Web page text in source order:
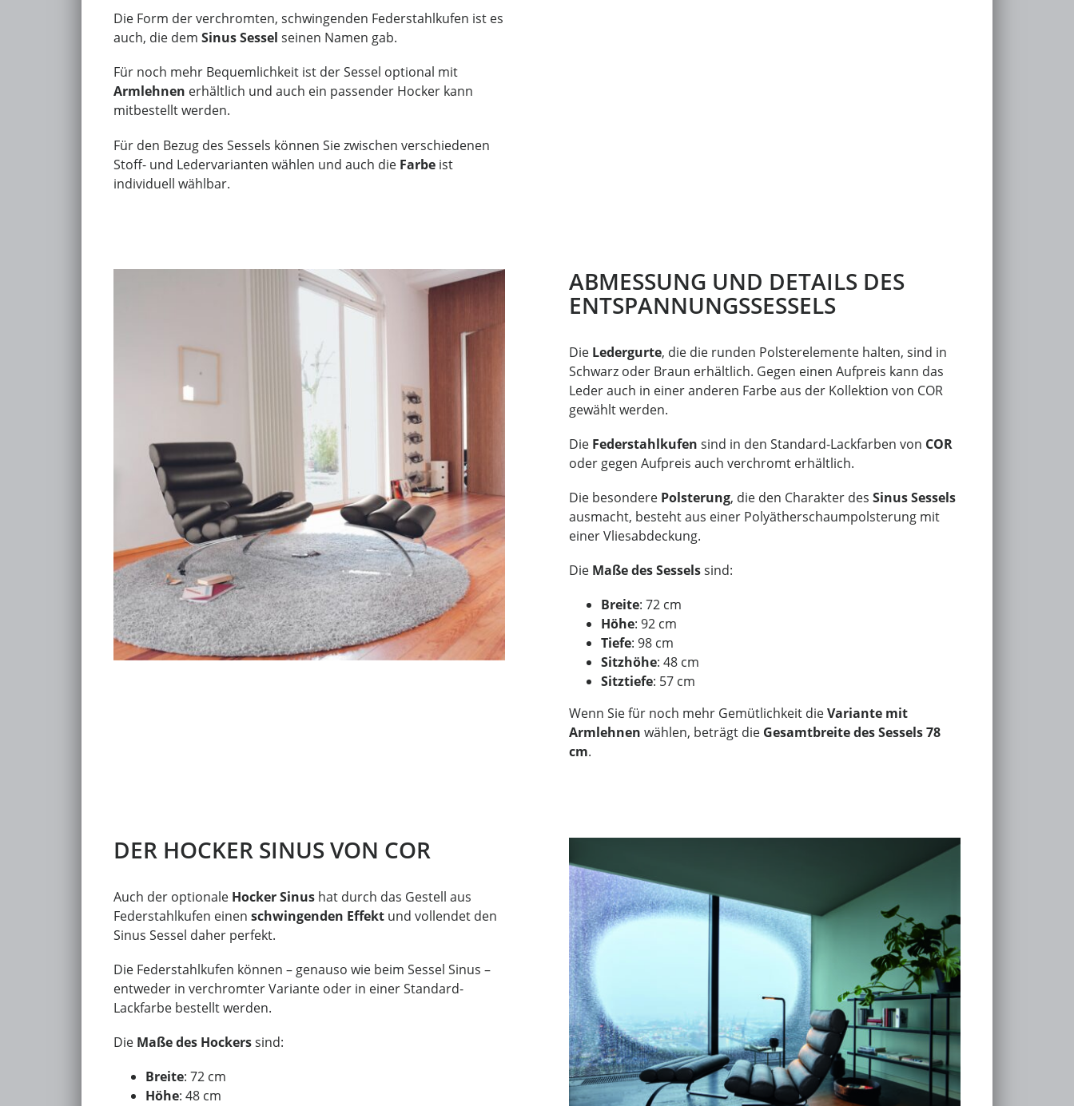
Die Form der verchromten, schwingenden Federstahlkufen ist es
auch, die dem Sinus Sessel seinen Namen gab.
Für noch mehr Bequemlichkeit ist der Sessel optional mit
Armlehnen erhältlich und auch ein passender Hocker kann
mitbestellt werden.
Für den Bezug des Sessels können Sie zwischen verschiedenen
Stoff- und Ledervarianten wählen und auch die Farbe ist
individuell wählbar.
ABMESSUNG UND DETAILS DES
ENTSPANNUNGSSESSELS
Die Ledergurte, die die runden Polsterelemente halten, sind in
Schwarz oder Braun erhältlich. Gegen einen Aufpreis kann das
Leder auch in einer anderen Farbe aus der Kollektion von COR
gewählt werden.
Die Federstahlkufen sind in den Standard-Lackfarben von COR
oder gegen Aufpreis auch verchromt erhältlich.
Die besondere Polsterung, die den Charakter des Sinus Sessels
ausmacht, besteht aus einer Polyätherschaumpolsterung mit
einer Vliesabdeckung.
Die Maße des Sesselssind:
Breite: 72 cm
Höhe: 92 cm
Tiefe: 98 cm
Sitzhöhe: 48 cm
Sitztiefe: 57 cm
Wenn Sie für noch mehr Gemütlichkeit dieVariante mit
Armlehnen wählen, beträgt die Gesamtbreite des Sessels 78
cm.
DER HOCKER SINUS VON COR
Auch der optionale Hocker Sinus hat durch das Gestell aus
Federstahlkufen einen schwingenden Effekt und vollendet den
Sinus Sessel daher perfekt.
Die Federstahlkufen können – genauso wie beim Sessel Sinus –
entweder in verchromter Variante oder in einer Standard-
Lackfarbe bestellt werden.
Die Maße des Hockerssind:
Breite: 72 cm
Höhe: 48 cm